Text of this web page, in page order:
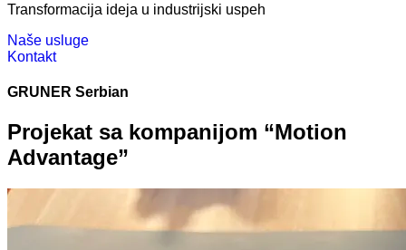
Transformacija ideja u industrijski uspeh
Naše usluge
Kontakt
GRUNER Serbian
Projekat sa kompanijom “Motion
Advantage”